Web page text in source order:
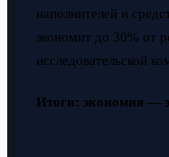
наполнителей и
экономит до 30% от
исследовательской
Итоги: экономия —